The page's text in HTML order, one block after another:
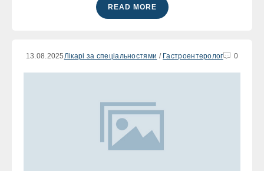
READ MORE
13.08.2025 Лікарі за спеціальностями / Гастроентеролог 0